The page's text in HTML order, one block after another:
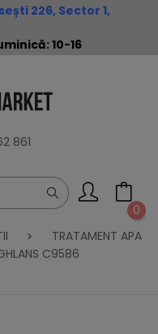
226, Sector 1,
10-16
861
0
TRATAMENT APA
C9586